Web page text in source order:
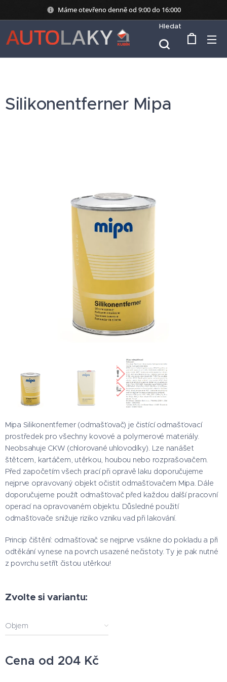
Máme otevřeno denně od 9:00 do 16:000
Hledat
Silikonentferner Mipa
Mipa Silikonentferner (odmašťovač) je čistící odmašťovací
prostředek pro všechny kovové a polymerové materiály.
Neobsahuje CKW (chlorované uhlovodíky). Lze nanášet
štětcem, kartáčem, utěrkou, houbou nebo rozprašovačem.
Před započetím všech prací při opravě laku doporučujeme
nejprve opravovaný objekt očistit odmašťovačem Mipa. Dále
doporučujeme použít odmašťovač před každou další pracovní
operací na opravovaném objektu. Důsledné použití
odmašťovače snižuje riziko vzniku vad při lakování.
Princip čištění: odmašťovač se nejprve vsákne do pokladu a při
odtěkání vynese na povrch usazené nečistoty. Ty je pak nutné
z povrchu setřít čistou utěrkou!
Zvolte si variantu:
Objem
Cena od 204 Kč